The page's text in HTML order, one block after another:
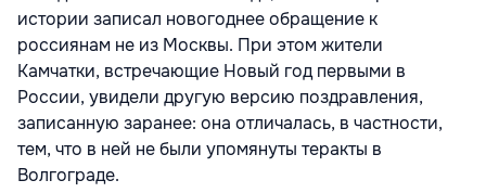
истории записал новогоднее обращение к
россиянам не из Москвы. При этом жители
Камчатки, встречающие Новый год первыми в
России, увидели другую версию поздравления,
записанную заранее: она отличалась, в частности,
тем, что в ней не были упомянуты теракты в
Волгограде.